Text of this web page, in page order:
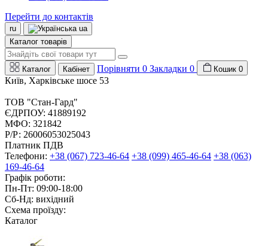
Перейти до контактів
ru
ua
Каталог товарів
Каталог Кабінет Порівняти 0 Закладки 0 Кошик 0
Київ, Харківське шосе 53
ТОВ "Стан-Гард"
ЄДРПОУ: 41889192
МФО: 321842
Р/Р: 26006053025043
Платник ПДВ
Телефони: +38 (067) 723-46-64 +38 (099) 465-46-64 +38 (063)
169-46-64
Графік роботи:
Пн-Пт: 09:00-18:00
Сб-Нд: вихідний
Схема проїзду:
Каталог